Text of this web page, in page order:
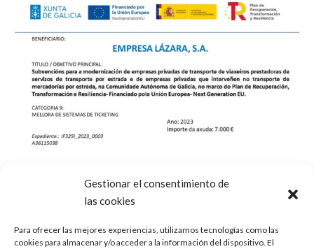
Gestionar el consentimiento de
las cookies
Para ofrecer las mejores experiencias, utilizamos tecnologías como las
cookies para almacenar y/o acceder a la información del dispositivo. El